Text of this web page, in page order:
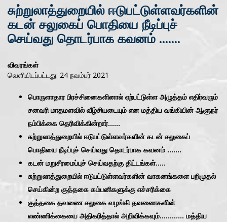
சுற்றுலாத்துறையில் ஈடுபட்டுள்ளவர்களின்
கடன் சலுகைப் பொதியை நீடிப்புச்
செய்வது தொடர்பாக கவனம் .......
விவரங்கள்
வெளியிடப்பட்டது: 24 நவம்பர் 2021
பொருளாதார பிரச்சினைகளினால் ஏற்பட்டுள்ள அழுத்தம் எதிர்வரும்
சனவரி மாதமளவில் வீழ்சியடையும் என மத்திய வங்கியின் ஆளுநர்
நம்பிக்கை தெரிவிக்கின்றார்......
சுற்றுலாத்துறையில் ஈடுபட்டுள்ளவர்களின் கடன் சலுகைப்
பொதியை நீடிப்புச் செய்வது தொடர்பாக கவனம் .......
கடன் மறுசீரமைப்புச் செய்வதற்கு திட்டங்கள்.....
சுற்றுலாத்துறையில் ஈடுபட்டுள்ளவர்களின் வாகனங்களை பறிமுதல்
செய்கின்ற குத்தகை கம்பனிகளுக்கு எச்சரிக்கை
குத்தகை தவணை சலுகை வழங்கி தவணைகளின்
எண்ணிக்கையை அதிகரித்தால் அறிவிக்கவும்............ மத்திய